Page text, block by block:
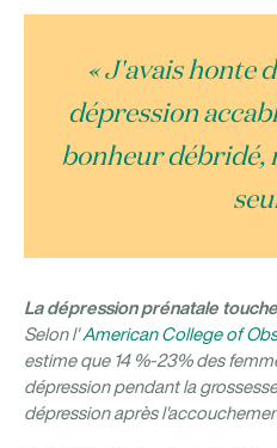
« J'avais honte
dépression
bonheur débridé,
La dépression prénatale
Selon l'American College of
estime que 14 %-23% des
dépression pendant la
dépression après